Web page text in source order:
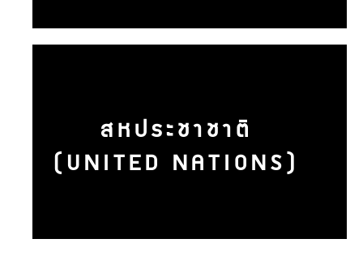
สหประชาชาติ
(UNITED NATIONS)